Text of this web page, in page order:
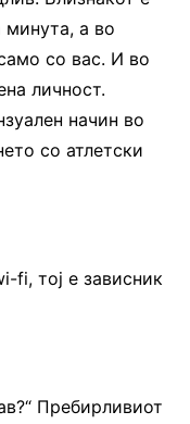
минута, а во
со вас. И во
личност.
начин во
со атлетски
fi, тој е зависник
Пребирливиот